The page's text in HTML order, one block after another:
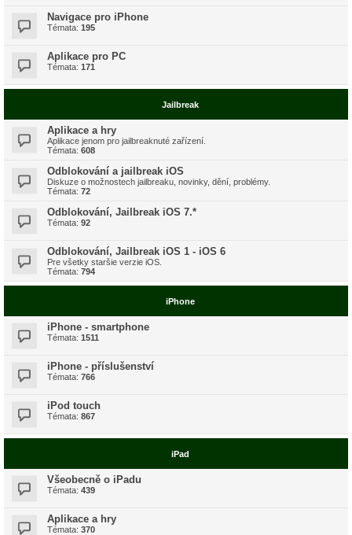
Navigace pro iPhone
Témata: 195
Aplikace pro PC
Témata: 171
Jailbreak
Aplikace a hry
Aplikace jenom pro jailbreaknuté zařízení.
Témata: 608
Odblokování a jailbreak iOS
Diskuze o možnostech jailbreaku, novinky, dění, problémy.
Témata: 72
Odblokování, Jailbreak iOS 7.*
Témata: 92
Odblokování, Jailbreak iOS 1 - iOS 6
Pre všetky staršie verzie iOS.
Témata: 794
iPhone
iPhone - smartphone
Témata: 1511
iPhone - příslušenství
Témata: 766
iPod touch
Témata: 867
iPad
Všeobecně o iPadu
Témata: 439
Aplikace a hry
Témata: 370